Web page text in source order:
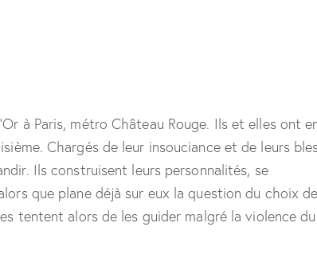
à Paris, métro Château Rouge. Ils et elles ont
Chargés de leur insouciance et de leurs
Ils construisent leurs personnalités, se
que plane déjà sur eux la question du choix
tentent alors de les guider malgré la violence